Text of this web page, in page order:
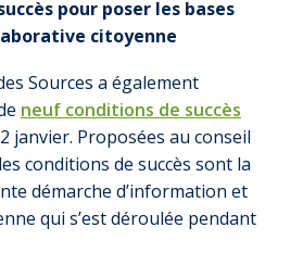
pour poser les bases
citoyenne
Sources a également
neuf conditions de succès
janvier. Proposées au conseil
conditions de succès sont la
démarche d’information et
qui s’est déroulée pendant